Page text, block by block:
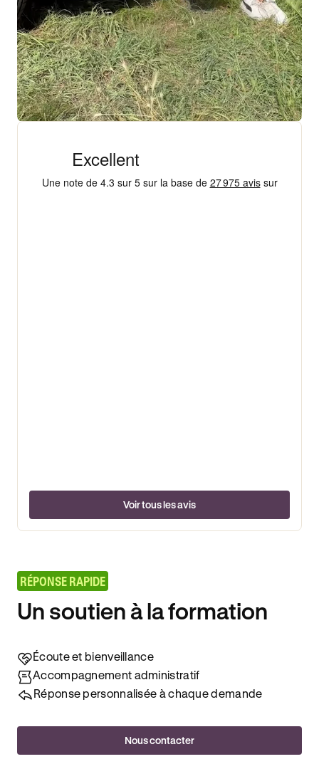
Voir tous les avis
RÉPONSE RAPIDE
Un soutien à la formation
Écoute et bienveillance
Accompagnement administratif
Réponse personnalisée à chaque demande
Nous contacter